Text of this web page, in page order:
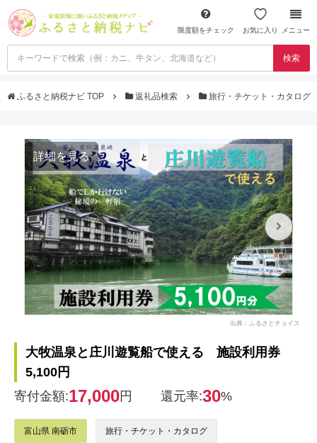
限度額をチェック お気に入り メニュー
検索
ふるさと納税ナビ TOP 返礼品検索 旅行・チケット・カタログ
詳細を見る
出典：ふるさとチョイス
大牧温泉と庄川遊覧船で使える 施設利用券
5,100円
寄付金額:17,000円 還元率:30%
富山県 南砺市 旅行・チケット・カタログ